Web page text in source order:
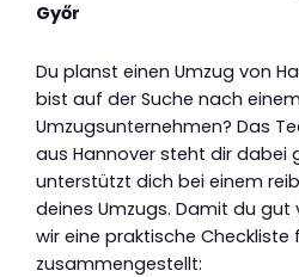
Győr
Du planst einen Umzug von
bist auf der Suche nach
Umzugsunternehmen? Das
aus Hannover steht dir dabei
unterstützt dich bei einem
deines Umzugs. Damit du
wir eine praktische Checkliste
zusammengestellt: